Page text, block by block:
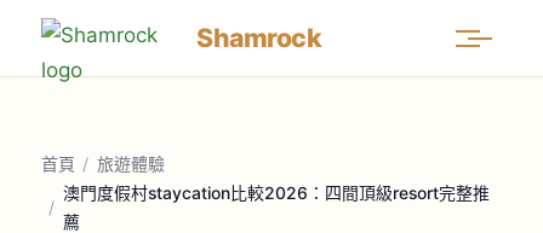
Shamrock
首頁 / 旅遊體驗
/
澳門度假村staycation比較2026：四間頂級resort完整推
薦